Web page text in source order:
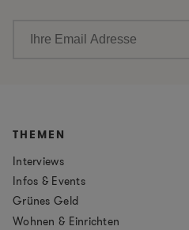
THEMEN
Interviews
Infos & Events
Grünes Geld
Wohnen & Einrichten